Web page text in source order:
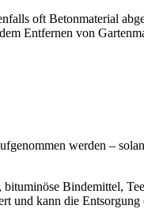
oft Betonmaterial
Entfernen von
werden –
Bindemittel,
und kann die Entsorgung